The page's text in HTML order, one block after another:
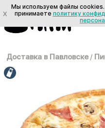
Доставка в Павловске /
X
Мы используем файлы
принимаете политику